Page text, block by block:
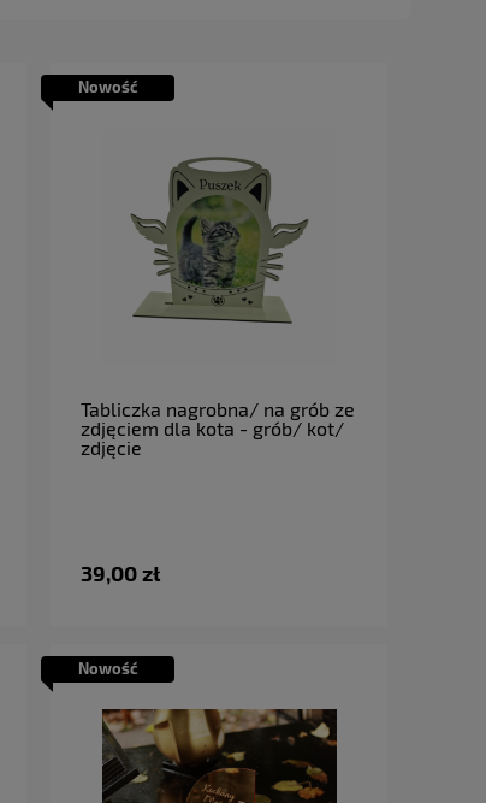
Tabliczka nagrobna/ na grób ze
zdjęciem dla kota - grób/ kot/
zdjęcie
39,00 zł
Nowość
Nowość